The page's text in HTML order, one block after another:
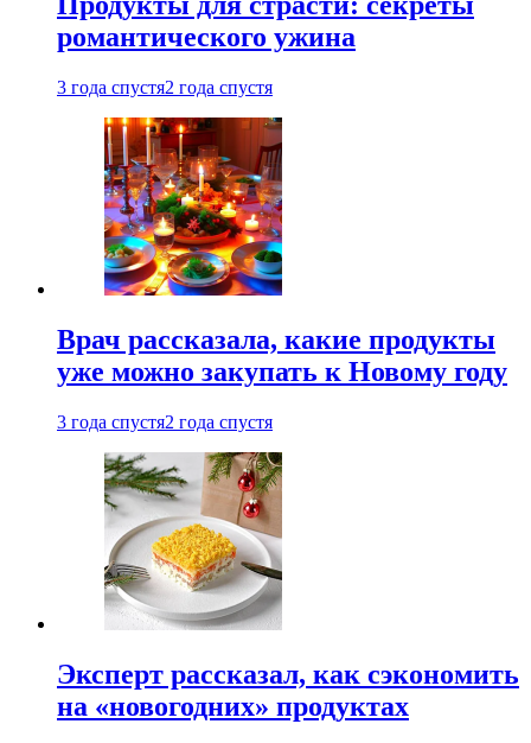
романтического ужина
3 года спустя2 года спустя
Врач рассказала, какие продукты
уже можно закупать к Новому году
3 года спустя2 года спустя
Эксперт рассказал, как сэкономить
на «новогодних» продуктах